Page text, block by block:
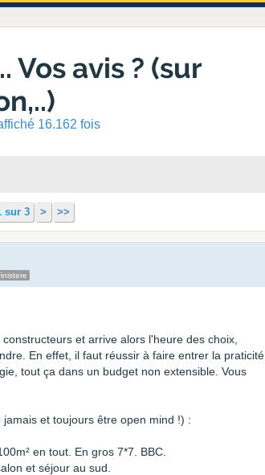
Vos avis ? (sur
16.162 fois
sur 3 > >>
et arrive alors l'heure des choix,
En effet, il faut réussir à faire entrer la praticité,
tout ça dans un budget non extensible. Vous
et toujours être open mind !) :
en tout. En gros 7*7. BBC.
et séjour au sud.